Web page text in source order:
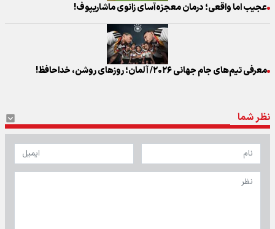
عجیب اما واقعی؛ درمان معجزه‌آسای زانوی ماشاریپوف!
معرفی تیم‌های جام جهانی ۲۰۲۶/ آلمان؛ روزهای روشن، خداحافظ!
نظر شما